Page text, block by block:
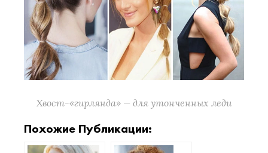
Хвост-«гирлянда» — для утонченных леди
Похожие Публикации: